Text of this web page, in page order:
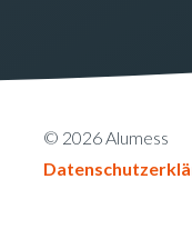
© 2026 Alumess